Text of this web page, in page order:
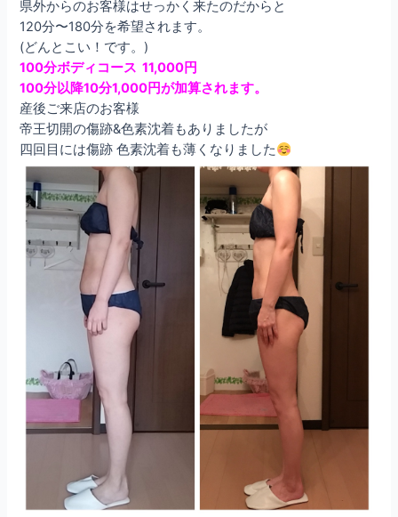
県外からのお客様はせっかく来たのだからと
120分〜180分を希望されます。
(どんとこい！です。)
100分ボディコース 11,000円
100分以降10分1,000円が加算されます。
産後ご来店のお客様
帝王切開の傷跡&色素沈着もありましたが
四回目には傷跡 色素沈着も薄くなりました